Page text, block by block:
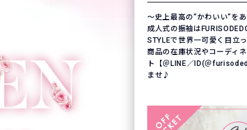
〜史上最高の“かわいい“を
成人式の振袖は
STYLEで世界一可愛く目立
商品の在庫状況やコーディ
ト【＠LINE／ID(＠
ませ♪